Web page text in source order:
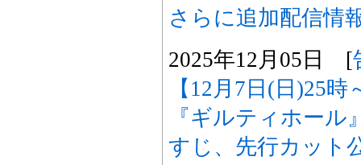
さらに追加配信情
2025年12月05日 [
【12月7日(日)25
『ギルティホール
すじ、先行カット